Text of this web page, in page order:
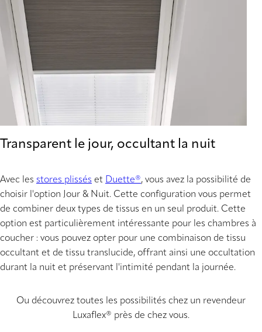
Transparent le jour, occultant la nuit
Avec les stores plissés et Duette®, vous avez la possibilité de
choisir l'option Jour & Nuit. Cette configuration vous permet
de combiner deux types de tissus en un seul produit. Cette
option est particulièrement intéressante pour les chambres à
coucher : vous pouvez opter pour une combinaison de tissu
occultant et de tissu translucide, offrant ainsi une occultation
durant la nuit et préservant l'intimité pendant la journée.
Ou découvrez toutes les possibilités chez un revendeur
Luxaflex® près de chez vous.